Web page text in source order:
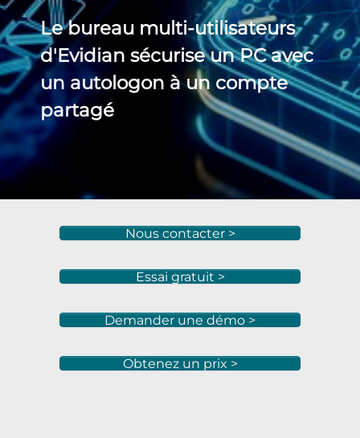
Le bureau multi-utilisateurs
d'Evidian sécurise un PC avec
un autologon à un compte
partagé
Nous contacter >
Essai gratuit >
Demander une démo >
Obtenez un prix >